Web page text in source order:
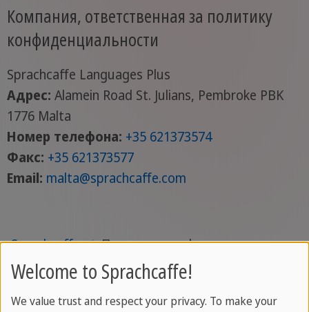
Компания, ответственная за политику
конфиденциальности
Sprachcaffe Languages Plus
Адрес: Alamein Road St. Julians, Pembroke PBK
1776 Malta
Номер телефона: +35 621373574
Факс: +35 621373577
Email: malta@sprachcaffe.com
Sprachcaffe / Политика конфиденциальности
Welcome to Sprachcaffe!
We value trust and respect your privacy. To make your